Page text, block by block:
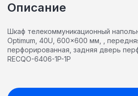
Описание
Шкаф телекоммуникационный
Optimum, 40U, 600×600 мм, ,
перфорированная, задняя дверь
RECQO-6406-1P-1P